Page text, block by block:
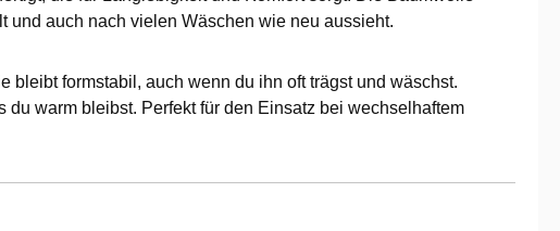
und auch nach vielen Wäschen wie neu aussieht.
bleibt formstabil, auch wenn du ihn oft trägst und wäschst.
warm bleibst. Perfekt für den Einsatz bei wechselhaftem